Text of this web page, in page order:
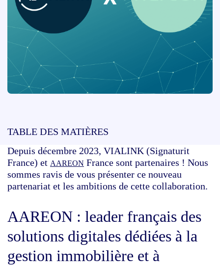
TABLE DES MATIÈRES
Depuis décembre 2023, VIALINK (Signaturit
France) et AAREON France sont partenaires ! Nous
sommes ravis de vous présenter ce nouveau
partenariat et les ambitions de cette collaboration.
AAREON : leader français des
solutions digitales dédiées à la
gestion immobilière et à